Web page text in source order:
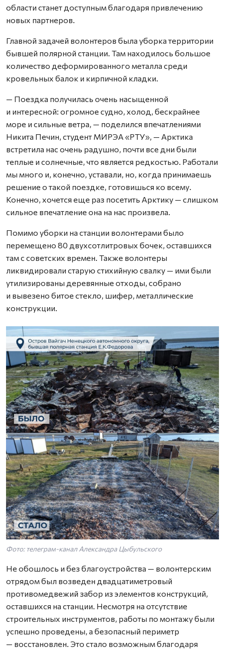
области станет доступным благодаря привлечению
новых партнеров.
Главной задачей волонтеров была уборка территории
бывшей полярной станции. Там находилось большое
количество деформированного металла среди
кровельных балок и кирпичной кладки.
— Поездка получилась очень насыщенной
и интересной: огромное судно, холод, бескрайнее
море и сильные ветра, — поделился впечатлениями
Никита Печин, студент МИРЭА «РТУ», — Арктика
встретила нас очень радушно, почти все дни были
теплые и солнечные, что является редкостью. Работали
мы много и, конечно, уставали, но, когда принимаешь
решение о такой поездке, готовишься ко всему.
Конечно, хочется еще раз посетить Арктику — слишком
сильное впечатление она на нас произвела.
Помимо уборки на станции волонтерами было
перемещено 80 двухсотлитровых бочек, оставшихся
там с советских времен. Также волонтеры
ликвидировали старую стихийную свалку — ими были
утилизированы деревянные отходы, собрано
и вывезено битое стекло, шифер, металлические
конструкции.
Фото: телеграм-канал Александра Цыбульского
Не обошлось и без благоустройства — волонтерским
отрядом был возведен двадцатиметровый
противомедвежий забор из элементов конструкций,
оставшихся на станции. Несмотря на отсутствие
строительных инструментов, работы по монтажу были
успешно проведены, а безопасный периметр
— восстановлен. Это стало возможным благодаря